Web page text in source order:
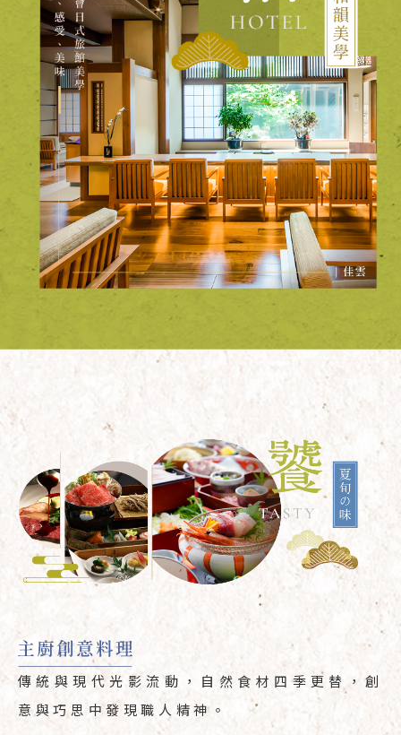
傳統與現代光影流動，自然食材四季更替，創
意與巧思中發現職人精神。